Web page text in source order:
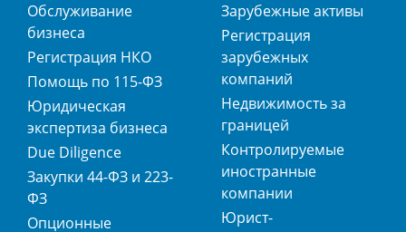
Обслуживание
бизнеса
Регистрация НКО
Помощь по 115-ФЗ
Юридическая
экспертиза бизнеса
Due Diligence
Закупки 44-ФЗ и 223-
ФЗ
Опционные
Зарубежные активы
Регистрация
зарубежных
компаний
Недвижимость за
границей
Контролируемые
иностранные
компании
Юрист-